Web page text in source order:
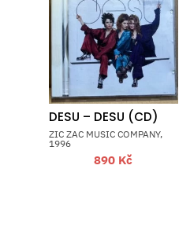
DESU – DESU (CD)
ZIC ZAC MUSIC COMPANY,
1996
890 Kč